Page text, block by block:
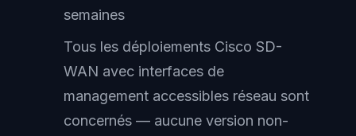
semaines
Tous les déploiements Cisco SD-
WAN avec interfaces de
management accessibles réseau sont
concernés — aucune version non-